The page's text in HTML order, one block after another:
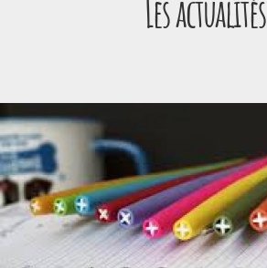
Les actualités